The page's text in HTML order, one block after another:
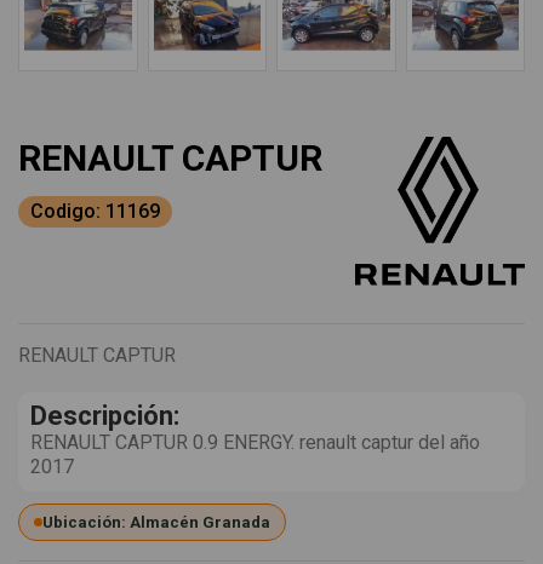
RENAULT CAPTUR
Codigo: 11169
RENAULT CAPTUR
Descripción:
RENAULT CAPTUR 0.9 ENERGY. renault captur del año
2017
Ubicación: Almacén Granada